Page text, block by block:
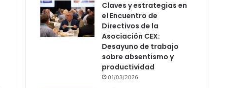
Claves y estrategias en
el Encuentro de
Directivos de la
Asociación CEX:
Desayuno de trabajo
sobre absentismo y
productividad
01/03/2026